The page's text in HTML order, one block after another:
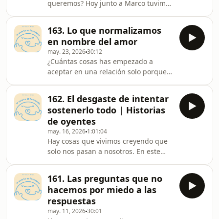
mantenerlo en nuestra vida.
¿Quieres&nbsp;empezar
terapia&nbsp;o contarnos tu historia
para un episodio?,&nbsp;aquí puedes
hacerlo t
queremos? Hoy junto a Marco tuvimos
que muchas veces evitamos hacernos,
pero que pueden cambiar por
completo la forma en la que vemos
nuestra vida.¿Quieres&nbsp;empezar
terapia&nbsp;o contarnos tu historia
para un episodio?,&nbsp;aquí puedes
hacerlo todo: 👇🏼
https://linktr.ee/lacuartaeslavenci
163. Lo que normalizamos
en nombre del amor
may. 23, 202630:12
¿Cuántas cosas has empezado a
aceptar en una relación solo porque
esas dinámicas, creencias y
comportamientos que muchas veces
confundimos con amor, pero que en
realidad pueden estar generándote
mucho más malestar del que te llegas
a imaginar.¿Quieres&nbsp;empezar
terapia&nbsp;o contarnos tu historia
para un episodio?,&nbsp;
162. El desgaste de intentar
sostenerlo todo | Historias
de oyentes
may. 16, 2026 1:01:04
Hay cosas que vivimos creyendo que
solo nos pasan a nosotros. En este
acompañarnos y poner en voz alta
aquello que muchas veces nos duele
en silencio.¿Quieres&nbsp;empezar
terapia&nbsp;o contarnos tu historia
161. Las preguntas que no
hacemos por miedo a las
respuestas
may. 11, 202630:01